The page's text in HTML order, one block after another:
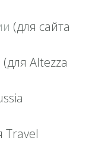
(для сайта
(для Altezza
Travel